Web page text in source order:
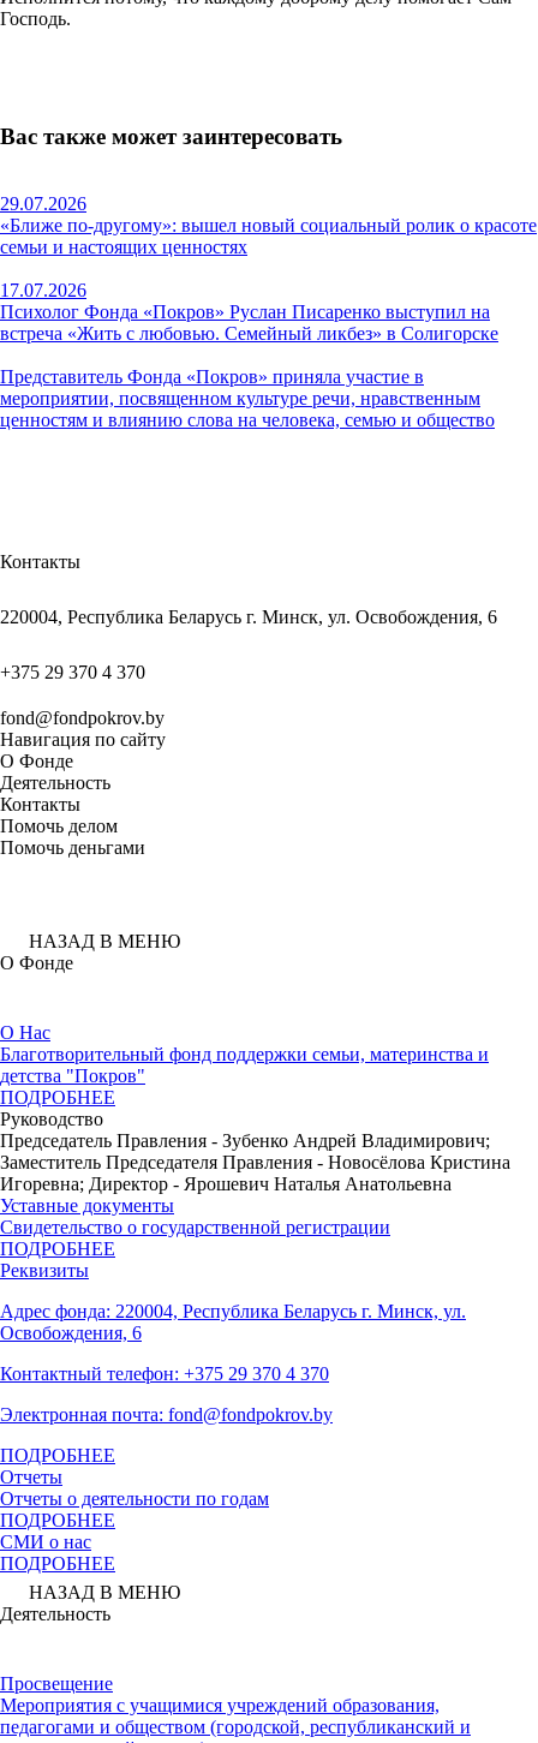
Господь.
Вас также может заинтересовать
29.07.2026
«Ближе по-другому»: вышел новый социальный ролик о красоте
семьи и настоящих ценностях
17.07.2026
Психолог Фонда «Покров» Руслан Писаренко выступил на
встреча «Жить с любовью. Семейный ликбез» в Солигорске
Представитель Фонда «Покров» приняла участие в
мероприятии, посвященном культуре речи, нравственным
ценностям и влиянию слова на человека, семью и общество
Контакты
220004, Республика Беларусь г. Минск, ул. Освобождения, 6
+375 29 370 4 370
fond@fondpokrov.by
Навигация по сайту
О Фонде
Деятельность
Контакты
Помочь делом
Помочь деньгами
НАЗАД В МЕНЮ
О Фонде
О Нас
Благотворительный фонд поддержки семьи, материнства и
детства "Покров"
ПОДРОБНЕЕ
Руководство
Председатель Правления - Зубенко Андрей Владимирович;
Заместитель Председателя Правления - Новосёлова Кристина
Игоревна; Директор - Ярошевич Наталья Анатольевна
Уставные документы
Свидетельство о государственной регистрации
ПОДРОБНЕЕ
Реквизиты
Адрес фонда: 220004, Республика Беларусь г. Минск, ул.
Освобождения, 6
Контактный телефон: +375 29 370 4 370
Электронная почта: fond@fondpokrov.by
ПОДРОБНЕЕ
Отчеты
Отчеты о деятельности по годам
ПОДРОБНЕЕ
СМИ о нас
ПОДРОБНЕЕ
НАЗАД В МЕНЮ
Деятельность
Просвещение
Мероприятия с учащимися учреждений образования,
педагогами и обществом (городской, республиканский и